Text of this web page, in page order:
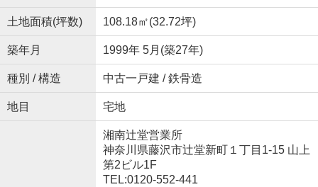
土地面積(坪数) 108.18㎡(32.72坪)
築年月 1999年 5月(築27年)
種別 / 構造 中古一戸建 / 鉄骨造
地目 宅地
湘南辻堂営業所
神奈川県藤沢市辻堂新町１丁目1-15 山上
第2ビル1F
TEL:0120-552-441